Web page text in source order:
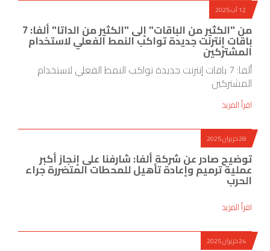
12 آب 2025
من "الكثير من الباقات" إلى "الكثير من الداتا" ألفا: 7
باقات إنترنت جديدة تواكب النمط الفعلي لاستخدام
المشتركين
ألفا: 7 باقات إنترنت جديدة تواكب النمط الفعلي لاستخدام
المشتركين
اقرأ المزيد
28 حزيران 2025
توضيح صادر عن شركة ألفا: شارفنا على إنجاز أكبر
عملية ترميم وإعادة تأهيل للمحطات المتضررة جراء
الحرب
اقرأ المزيد
24 حزيران 2025